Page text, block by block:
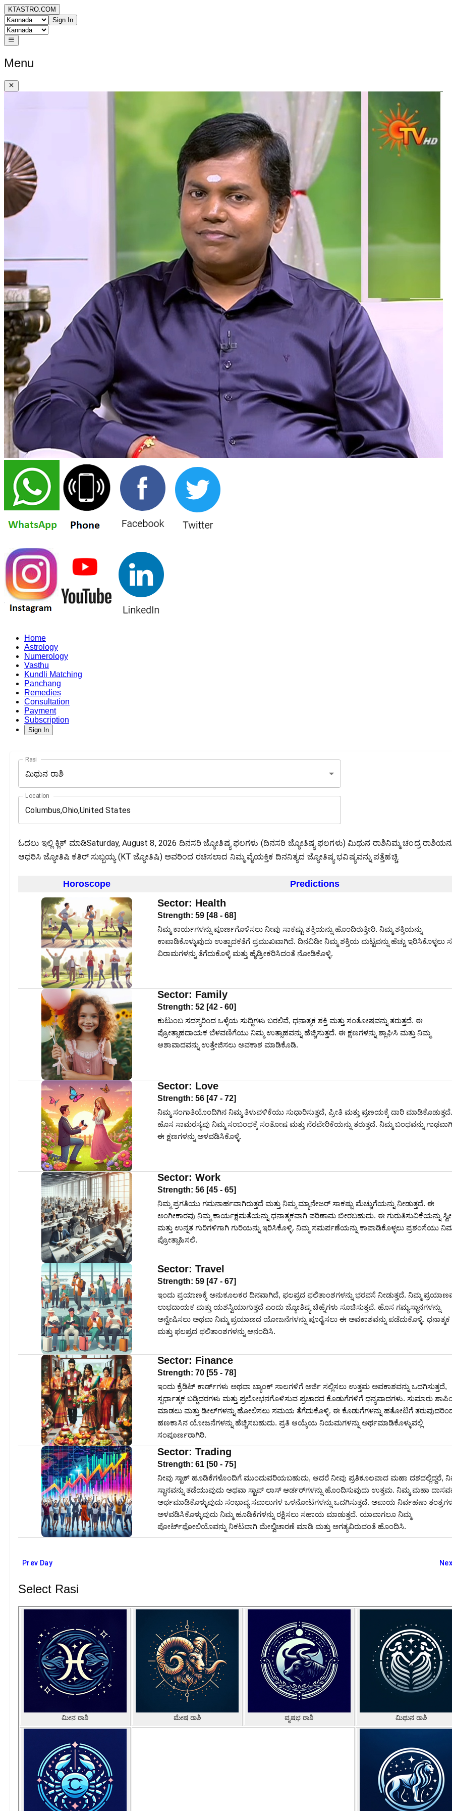
KTASTRO.COM
Sign In
Menu
Home
Astrology
Numerology
Vasthu
Kundli Matching
Panchang
Remedies
Consultation
Payment
Subscription
Sign In
Rasi
ಮಿಥುನ ರಾಶಿ
Location
ಓದಲು ಇಲ್ಲಿ ಕ್ಲಿಕ್ ಮಾಡಿSaturday, August 8, 2026 ದಿನಸರಿ ಜ್ಯೋತಿಷ್ಯ ಫಲಗಳು (ದಿನಸರಿ ಜ್ಯೋತಿಷ್ಯ ಫಲಗಳು) ಮಿಥುನ ರಾಶಿನಿಮ್ಮ ಚಂದ್ರ
ಆಧರಿಸಿ ಜ್ಯೋತಿಷಿ ಕತಿರ್ ಸುಬ್ಬಯ್ಯ (KT ಜ್ಯೋತಿಷಿ) ಅವರಿಂದ ರಚಿಸಲಾದ ನಿಮ್ಮ ವೈಯಕ್ತಿಕ ದಿನನಿತ್ಯದ ಜ್ಯೋತಿಷ್ಯ ಭವಿಷ್ಯವನ್ನು ಪತ್ತೆಹಚ್ಚಿ.
Horoscope Predictions
Sector: Health
Strength: 59 [48 - 68]
ನಿಮ್ಮ ಕಾರ್ಯಗಳನ್ನು ಪೂರ್ಣಗೊಳಿಸಲು ನೀವು ಸಾಕಷ್ಟು ಶಕ್ತಿಯನ್ನು ಹೊಂದಿರುತ್ತೀರಿ. ನಿಮ್ಮ ಶಕ್ತಿಯನ್ನು
ಕಾಪಾಡಿಕೊಳ್ಳುವುದು ಉತ್ಪಾದಕತೆಗೆ ಪ್ರಮುಖವಾಗಿದೆ. ದಿನವಿಡೀ ನಿಮ್ಮ ಶಕ್ತಿಯ ಮಟ್ಟವನ್ನು ಹೆಚ್ಚು ಇರಿಸಿಕೊಳ್ಳಲು
ವಿರಾಮಗಳನ್ನು ತೆಗೆದುಕೊಳ್ಳಿ ಮತ್ತು ಹೈಡ್ರೀಕರಿಸಿದಂತೆ ನೋಡಿಕೊಳ್ಳಿ.
Sector: Family
Strength: 52 [42 - 60]
ಕುಟುಂಬ ಸದಸ್ಯರಿಂದ ಒಳ್ಳೆಯ ಸುದ್ದಿಗಳು ಬರಲಿವೆ, ಧನಾತ್ಮಕ ಶಕ್ತಿ ಮತ್ತು ಸಂತೋಷವನ್ನು ತರುತ್ತದೆ. ಈ
ಪ್ರೋತ್ಸಾಹದಾಯಕ ಬೆಳವಣಿಗೆಯು ನಿಮ್ಮ ಉತ್ಸಾಹವನ್ನು ಹೆಚ್ಚಿಸುತ್ತದೆ. ಈ ಕ್ಷಣಗಳನ್ನು ಶ್ಲಾಘಿಸಿ ಮತ್ತು ನಿಮ್ಮ
ಆಶಾವಾದವನ್ನು ಉತ್ತೇಜಿಸಲು ಅವಕಾಶ ಮಾಡಿಕೊಡಿ.
Sector: Love
Strength: 56 [47 - 72]
ನಿಮ್ಮ ಸಂಗಾತಿಯೊಂದಿಗಿನ ನಿಮ್ಮ ತಿಳುವಳಿಕೆಯು ಸುಧಾರಿಸುತ್ತದೆ, ಪ್ರೀತಿ ಮತ್ತು ಪ್ರಣಯಕ್ಕೆ ದಾರಿ
ಹೊಸ ಸಾಮರಸ್ಯವು ನಿಮ್ಮ ಸಂಬಂಧಕ್ಕೆ ಸಂತೋಷ ಮತ್ತು ನೆರವೇರಿಕೆಯನ್ನು ತರುತ್ತದೆ. ನಿಮ್ಮ ಬಂಧವನ್ನು
ಈ ಕ್ಷಣಗಳನ್ನು ಅಳವಡಿಸಿಕೊಳ್ಳಿ.
Sector: Work
Strength: 56 [45 - 65]
ನಿಮ್ಮ ಪ್ರಗತಿಯು ಗಮನಾರ್ಹವಾಗಿರುತ್ತದೆ ಮತ್ತು ನಿಮ್ಮ ಮ್ಯಾನೇಜರ್ ಸಾಕಷ್ಟು ಮೆಚ್ಚುಗೆಯನ್ನು ನೀಡುತ್ತದೆ. ಈ
ಅಂಗೀಕಾರವು ನಿಮ್ಮ ಕಾರ್ಯಕ್ಷಮತೆಯನ್ನು ಧನಾತ್ಮಕವಾಗಿ ಪರಿಣಾಮ ಬೀರಬಹುದು. ಈ ಗುರುತಿಸುವಿಕೆಯನ್ನು
ಮತ್ತು ಉನ್ನತ ಗುರಿಗಳಿಗಾಗಿ ಗುರಿಯನ್ನು ಇರಿಸಿಕೊಳ್ಳಿ. ನಿಮ್ಮ ಸಮರ್ಪಣೆಯನ್ನು ಕಾಪಾಡಿಕೊಳ್ಳಲು ಪ್ರಶಂಸೆಯು
ಪ್ರೋತ್ಸಾಹಿಸಲಿ.
Sector: Travel
Strength: 59 [47 - 67]
ಇಂದು ಪ್ರಯಾಣಕ್ಕೆ ಅನುಕೂಲಕರ ದಿನವಾಗಿದೆ, ಫಲಪ್ರದ ಫಲಿತಾಂಶಗಳನ್ನು ಭರವಸೆ ನೀಡುತ್ತದೆ. ನಿಮ್ಮ
ಲಾಭದಾಯಕ ಮತ್ತು ಯಶಸ್ವಿಯಾಗುತ್ತದೆ ಎಂದು ಜ್ಯೋತಿಷ್ಯ ಚಿಹ್ನೆಗಳು ಸೂಚಿಸುತ್ತವೆ. ಹೊಸ ಗಮ್ಯಸ್ಥಾನಗಳನ್ನು
ಅನ್ವೇಷಿಸಲು ಅಥವಾ ನಿಮ್ಮ ಪ್ರಯಾಣದ ಯೋಜನೆಗಳನ್ನು ಪೂರೈಸಲು ಈ ಅವಕಾಶವನ್ನು ಪಡೆದುಕೊಳ್ಳಿ. ಧನಾತ್ಮಕ
ಮತ್ತು ಫಲಪ್ರದ ಫಲಿತಾಂಶಗಳನ್ನು ಆನಂದಿಸಿ.
Sector: Finance
Strength: 70 [55 - 78]
ಇಂದು ಕ್ರೆಡಿಟ್ ಕಾರ್ಡ್‌ಗಳು ಅಥವಾ ಬ್ಯಾಂಕ್ ಸಾಲಗಳಿಗೆ ಅರ್ಜಿ ಸಲ್ಲಿಸಲು ಉತ್ತಮ ಅವಕಾಶವನ್ನು ಒದಗಿಸುತ್ತದೆ,
ಸ್ಪರ್ಧಾತ್ಮಕ ಬಡ್ಡಿದರಗಳು ಮತ್ತು ಪ್ರಲೋಭನಗೊಳಿಸುವ ಪ್ರಚಾರದ ಕೊಡುಗೆಗಳಿಗೆ ಧನ್ಯವಾದಗಳು. ಸುಮಾರು
ಮಾಡಲು ಮತ್ತು ಡೀಲ್‌ಗಳನ್ನು ಹೋಲಿಸಲು ಸಮಯ ತೆಗೆದುಕೊಳ್ಳಿ. ಈ ಕೊಡುಗೆಗಳನ್ನು ಹತೋಟಿಗೆ
ಹಣಕಾಸಿನ ಯೋಜನೆಗಳನ್ನು ಹೆಚ್ಚಿಸಬಹುದು. ಪ್ರತಿ ಆಯ್ಕೆಯ ನಿಯಮಗಳನ್ನು ಅರ್ಥಮಾಡಿಕೊಳ್ಳುವಲ್ಲಿ
ಸಂಪೂರ್ಣರಾಗಿರಿ.
Sector: Trading
Strength: 61 [50 - 75]
ನೀವು ಸ್ಟಾಕ್ ಹೂಡಿಕೆಗಳೊಂದಿಗೆ ಮುಂದುವರಿಯಬಹುದು, ಆದರೆ ನೀವು ಪ್ರತಿಕೂಲವಾದ ಮಹಾ ದಶದಲ್ಲಿದ್ದರೆ,
ಸ್ಥಾನವನ್ನು ತಡೆಯುವುದು ಅಥವಾ ಸ್ಟಾಪ್ ಲಾಸ್ ಆರ್ಡರ್‌ಗಳನ್ನು ಹೊಂದಿಸುವುದು ಉತ್ತಮ. ನಿಮ್ಮ ಮಹಾ
ಅರ್ಥಮಾಡಿಕೊಳ್ಳುವುದು ಸಂಭಾವ್ಯ ಸವಾಲುಗಳ ಒಳನೋಟಗಳನ್ನು ಒದಗಿಸುತ್ತದೆ. ಅಪಾಯ ನಿರ್ವಹಣಾ
ಅಳವಡಿಸಿಕೊಳ್ಳುವುದು ನಿಮ್ಮ ಹೂಡಿಕೆಗಳನ್ನು ರಕ್ಷಿಸಲು ಸಹಾಯ ಮಾಡುತ್ತದೆ. ಯಾವಾಗಲೂ ನಿಮ್ಮ
ಪೋರ್ಟ್‌ಫೋಲಿಯೊವನ್ನು ನಿಕಟವಾಗಿ ಮೇಲ್ವಿಚಾರಣೆ ಮಾಡಿ ಮತ್ತು ಅಗತ್ಯವಿರುವಂತೆ ಹೊಂದಿಸಿ.
Prev Day
Select Rasi
ಮೀನ ರಾಶಿ ಮೇಷ ರಾಶಿ ವೃಷಭ ರಾಶಿ ಮಿಥುನ ರಾಶಿ